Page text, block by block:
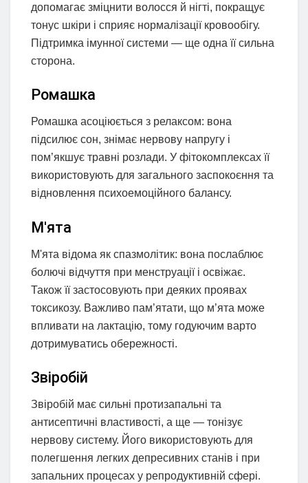
допомагає зміцнити волосся й нігті, покращує
тонус шкіри і сприяє нормалізації кровообігу.
Підтримка імунної системи — ще одна її сильна
сторона.
Ромашка
Ромашка асоціюється з релаксом: вона
підсилює сон, знімає нервову напругу і
пом’якшує травні розлади. У фітокомплексах її
використовують для загального заспокоєння та
відновлення психоемоційного балансу.
М'ята
М'ята відома як спазмолітик: вона послаблює
болючі відчуття при менструації і освіжає.
Також її застосовують при деяких проявах
токсикозу. Важливо пам’ятати, що м’ята може
впливати на лактацію, тому годуючим варто
дотримуватись обережності.
Звіробій
Звіробій має сильні протизапальні та
антисептичні властивості, а ще — тонізує
нервову систему. Його використовують для
полегшення легких депресивних станів і при
запальних процесах у репродуктивній сфері.